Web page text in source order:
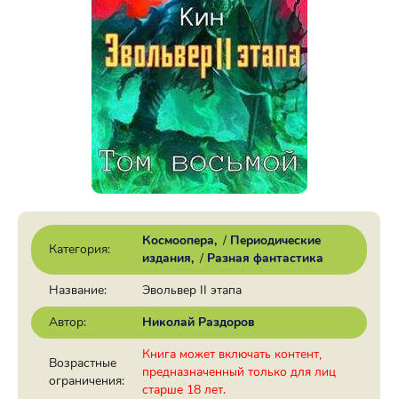
Категория:
Космоопера / Периодические
издания / Разная фантастика
Название:
Эвольвер II этапа
Автор:
Николай Раздоров
Возрастные
ограничения:
Книга может включать контент,
предназначенный только для лиц
старше 18 лет.